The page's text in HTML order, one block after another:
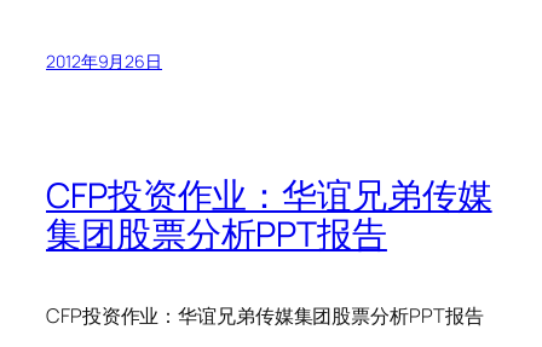
2012年9月26日
CFP投资作业：华谊兄弟传媒
集团股票分析PPT报告
CFP投资作业：华谊兄弟传媒集团股票分析PPT报告